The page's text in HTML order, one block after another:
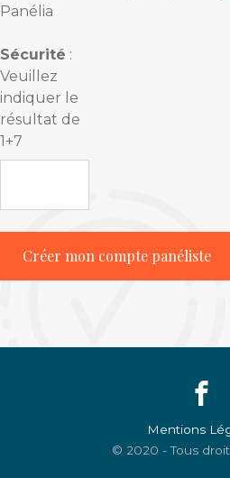
Panélia
Sécurité :
Veuillez
indiquer le
résultat de
1+7
Créer mon compte panéliste
Mentions
© 2020 - Tous